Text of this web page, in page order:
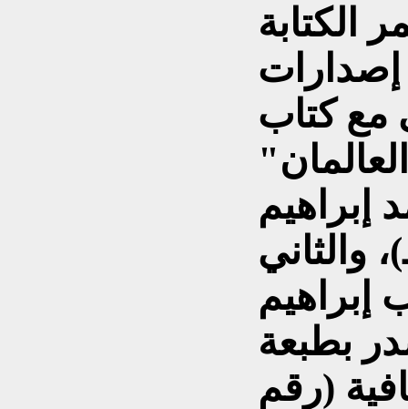
الكتابة
إصدارات
مع كتاب
إبراهيم
(رقم 261، 1439هـ)، والثاني
إبراهيم
بطبعة
(رقم